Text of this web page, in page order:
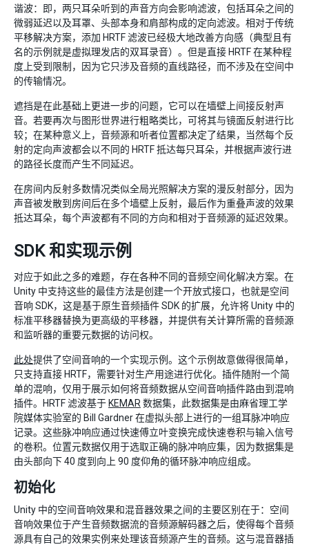
谐波：即，两只耳朵听到的声音方向会影响滤波，包括耳朵之间的
微弱延迟以及耳罩、头部本身和肩部构成的定向滤波。相对于传统
平移解决方案，添加 HRTF 滤波已经极大地改善方向感（典型且有
名的示例就是虚拟理发店的双耳录音）。但是直接 HRTF 在某种程
度上受到限制，因为它只涉及音频的直线路径，而不涉及在空间中
的传输情况。
遮挡是在此基础上更进一步的问题，它可以在墙壁上间接反射声
音。若要再次与图形世界进行粗略类比，可将其与镜面反射进行比
较；在某种意义上，音频源和听者位置都决定了结果，当然每个反
射的定向声波都会以不同的 HRTF 抵达每只耳朵，并根据声波行进
的路径长度而产生不同延迟。
在房间内反射多数情况类似全局光照解决方案的漫反射部分，因为
声音被发散到房间后在多个墙壁上反射，最后作为重叠声波的效果
抵达耳朵，每个声波都有不同的方向和相对于音频源的延迟效果。
SDK 和实现示例
对应于如此之多的难题，存在各种不同的音频空间化解决方案。在
Unity 中支持这些的最佳方法是创建一个开放式接口，也就是空间
音响 SDK，这是基于原生音频插件 SDK 的扩展，允许将 Unity 中的
标准平移器替换为更高级的平移器，并提供有关计算所需的音频源
和监听器的重要元数据的访问权。
此处提供了空间音响的一个实现示例。这个示例故意做得很简单，
只支持直接 HRTF，需要针对生产用途进行优化。插件随附一个简
单的混响，仅用于展示如何将音频数据从空间音响插件路由到混响
插件。HRTF 滤波基于 KEMAR 数据集，此数据集是由麻省理工学
院媒体实验室的 Bill Gardner 在虚拟头部上进行的一组耳脉冲响应
记录。这些脉冲响应通过快速傅立叶变换完成快速卷积与输入信号
的卷积。位置元数据仅用于选取正确的脉冲响应集，因为数据集是
由头部向下 40 度到向上 90 度仰角的循环脉冲响应组成。
初始化
Unity 中的空间音响效果和混音器效果之间的主要区别在于：空间
音响效果位于产生音频数据流的音频源解码器之后，使得每个音频
源具有自己的效果实例来处理该音频源产生的音频。这与混音器插